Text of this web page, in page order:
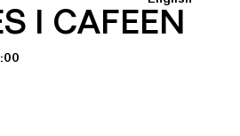
I CAFEEN